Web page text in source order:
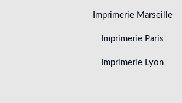
Imprimerie Marseille
Imprimerie Paris
Imprimerie Lyon